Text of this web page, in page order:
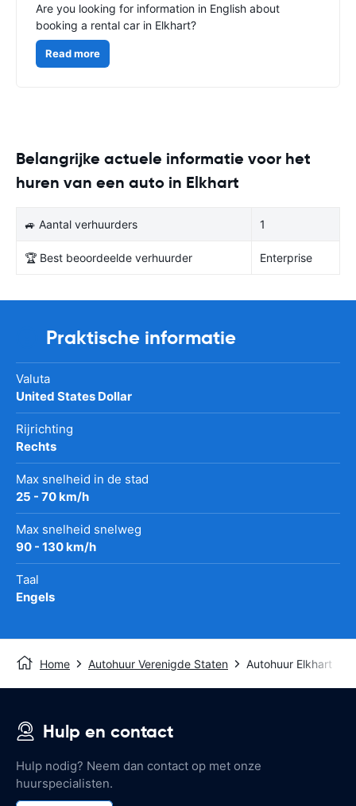
Are you looking for information in English about
booking a rental car in Elkhart?
Read more
Belangrijke actuele informatie voor het
huren van een auto in Elkhart
🚙 Aantal verhuurders 1
🏆 Best beoordeelde verhuurder Enterprise
Praktische informatie
Valuta
United States Dollar
Rijrichting
Rechts
Max snelheid in de stad
25 - 70 km/h
Max snelheid snelweg
90 - 130 km/h
Taal
Engels
Home Autohuur Verenigde Staten Autohuur Elkhart
Hulp en contact
Hulp nodig? Neem dan contact op met onze
huurspecialisten.